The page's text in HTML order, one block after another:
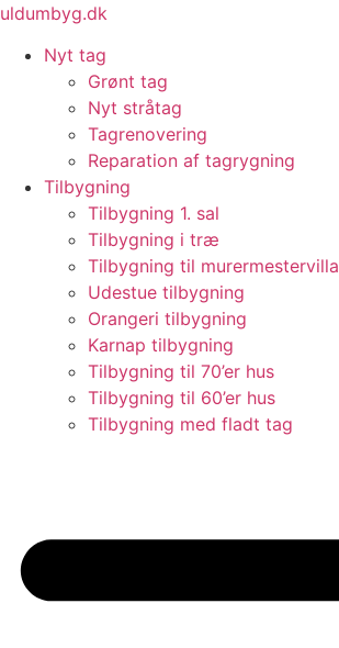
Videre
indhold
uldumbyg.dk
Nyt tag
Grønt tag
Nyt stråtag
Tagrenovering
Reparation af tagrygning
Tilbygning
Tilbygning 1. sal
Tilbygning i træ
Tilbygning til murermestervilla
Udestue tilbygning
Orangeri tilbygning
Karnap tilbygning
Tilbygning til 70’er hus
Tilbygning til 60’er hus
Tilbygning med fladt tag